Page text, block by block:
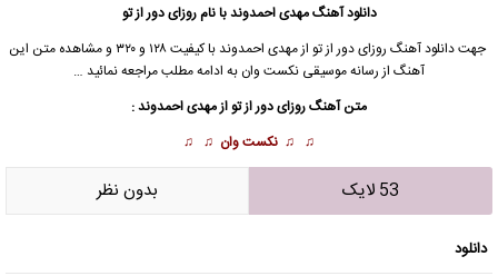
دانلود آهنگمهدی احمدوندبا نام روزای دور از تو
جهت دانلود آهنگ روزای دور از تو ازمهدی احمدوند
با کیفیت ۱۲۸ و ۳۲۰ و مشاهده متن این
آهنگ از رسانه موسیقی نکست وان به ادامه مطلب مراجعه نمائید …
متن آهنگ روزای دور از تو ازمهدی احمدوند:
♫ ♫ نکست وان ♫ ♫
53 لایک بدون نظر
دانلود